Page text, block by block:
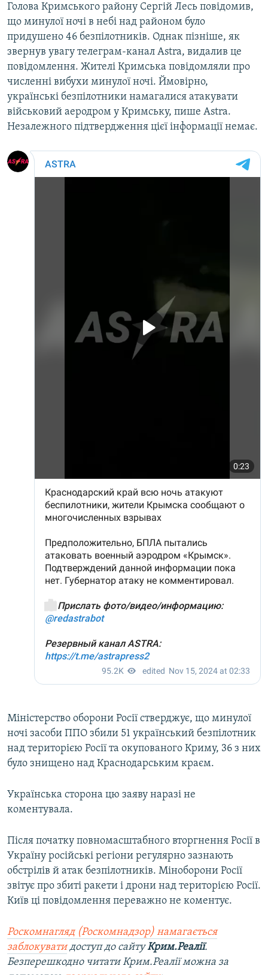
Голова Кримського району Сергій Лесь повідомив,
що минулої ночі в небі над районом було
придушено 46 безпілотників. Однак пізніше, як
звернув увагу телеграм-канал Astra, видалив це
повідомлення. Жителі Кримська повідомляли про
численні вибухи минулої ночі. Ймовірно,
українські безпілотники намагалися атакувати
військовий аеродром у Кримську, пише Astra.
Незалежного підтвердження цієї інформації немає.
Міністерство оборони Росії стверджує, що минулої
ночі засоби ППО збили 51 український безпілотник
над територією Росії та окупованого Криму, 36 з них
було знищено над Краснодарським краєм.
Українська сторона цю заяву наразі не
коментувала.
Після початку повномасштабного вторгнення Росії в
Україну російські регіони регулярно зазнають
обстрілів й атак безпілотників. Міноборони Росії
звітує про збиті ракети і дрони над територією Росії.
Київ ці повідомлення переважно не коментує.
Роскомнагляд (Роскомнадзор) намагається
заблокуватидоступ до сайтуКрим.Реалії.
Безперешкодно читати Крим.Реалії можна за